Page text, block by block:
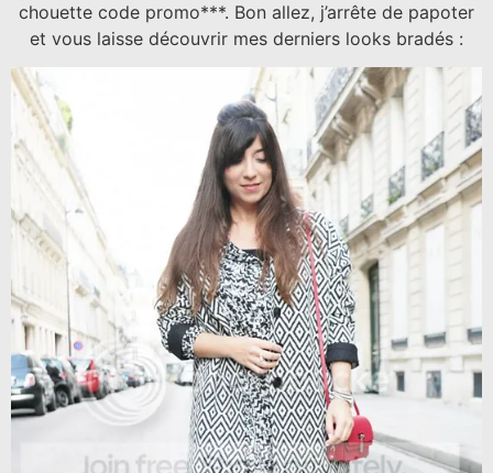
chouette code promo***. Bon allez, j’arrête de papoter
et vous laisse découvrir mes derniers looks bradés :